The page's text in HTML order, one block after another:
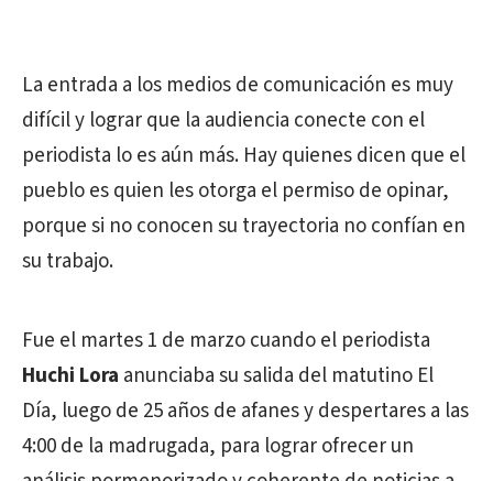
La entrada a los medios de comunicación es muy
difícil y lograr que la audiencia conecte con el
periodista lo es aún más. Hay quienes dicen que el
pueblo es quien les otorga el permiso de opinar,
porque si no conocen su trayectoria no confían en
su trabajo.
Fue el martes 1 de marzo cuando el periodista
Huchi Lora anunciaba su salida del matutino El
Día, luego de 25 años de afanes y despertares a las
4:00 de la madrugada, para lograr ofrecer un